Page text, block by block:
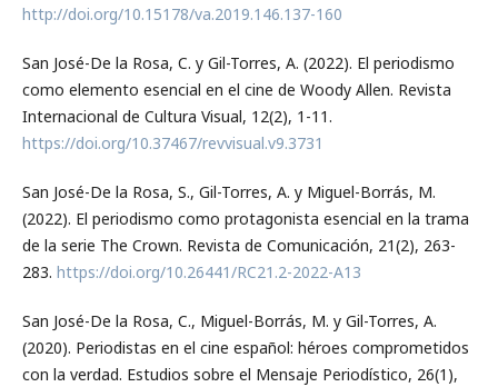
http://doi.org/10.15178/va.2019.146.137-160
San José-De la Rosa, C. y Gil-Torres, A. (2022). El periodismo
como elemento esencial en el cine de Woody Allen. Revista
Internacional de Cultura Visual, 12(2), 1-11.
https://doi.org/10.37467/revvisual.v9.3731
San José-De la Rosa, S., Gil-Torres, A. y Miguel-Borrás, M.
(2022). El periodismo como protagonista esencial en la trama
de la serie The Crown. Revista de Comunicación, 21(2), 263-
283. https://doi.org/10.26441/RC21.2-2022-A13
San José-De la Rosa, C., Miguel-Borrás, M. y Gil-Torres, A.
(2020). Periodistas en el cine español: héroes comprometidos
con la verdad. Estudios sobre el Mensaje Periodístico, 26(1),